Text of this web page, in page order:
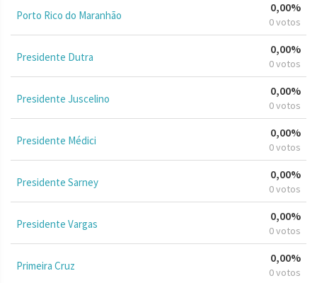
Porto Rico do Maranhão
0,00%
0 votos
Presidente Dutra
0,00%
0 votos
Presidente Juscelino
0,00%
0 votos
Presidente Médici
0,00%
0 votos
Presidente Sarney
0,00%
0 votos
Presidente Vargas
0,00%
0 votos
Primeira Cruz
0,00%
0 votos